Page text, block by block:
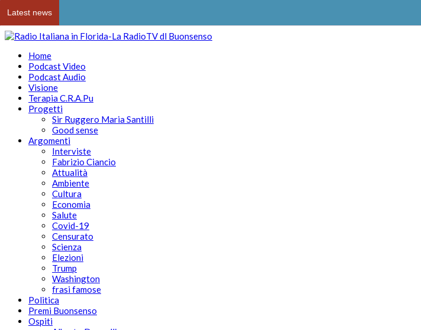
Latest news
Home
Podcast Video
Podcast Audio
Visione
Terapia C.R.A.Pu
Progetti
Sir Ruggero Maria Santilli
Good sense
Argomenti
Interviste
Fabrizio Ciancio
Attualità
Ambiente
Cultura
Economia
Salute
Covid-19
Censurato
Scienza
Elezioni
Trump
Washington
frasi famose
Politica
Premi Buonsenso
Ospiti